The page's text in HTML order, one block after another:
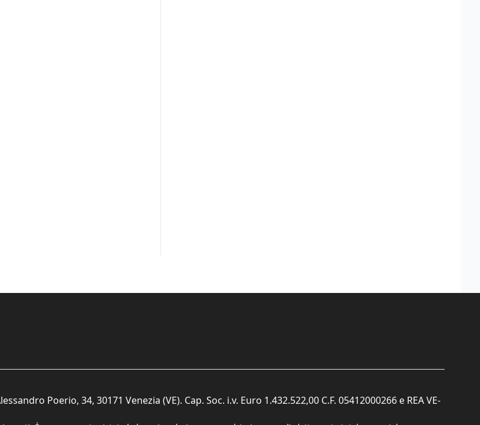
Poerio, 34, 30171 Venezia (VE). Cap. Soc. i.v. Euro 1.432.522,00 C.F. 05412000266 e REA VE-